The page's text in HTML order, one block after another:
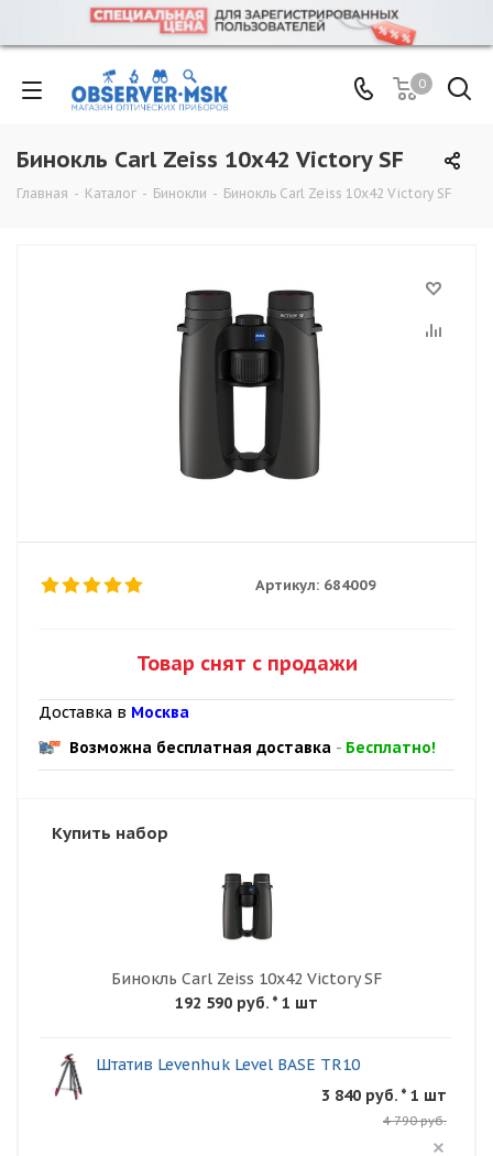
0
Бинокль Carl Zeiss 10x42 Victory SF
Главная - Каталог - Бинокли - Бинокль Carl Zeiss 10x42 Victory SF
Артикул: 684009
Товар снят с продажи
Доставка в Москва
Возможна бесплатная доставка - Бесплатно!
Купить набор
Бинокль Carl Zeiss 10x42 Victory SF
192 590 руб. * 1 шт
Штатив Levenhuk Level BASE TR10
3 840 руб. * 1 шт
4 790 руб.